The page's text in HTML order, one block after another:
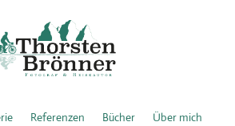
Referenzen Bücher
Über mich